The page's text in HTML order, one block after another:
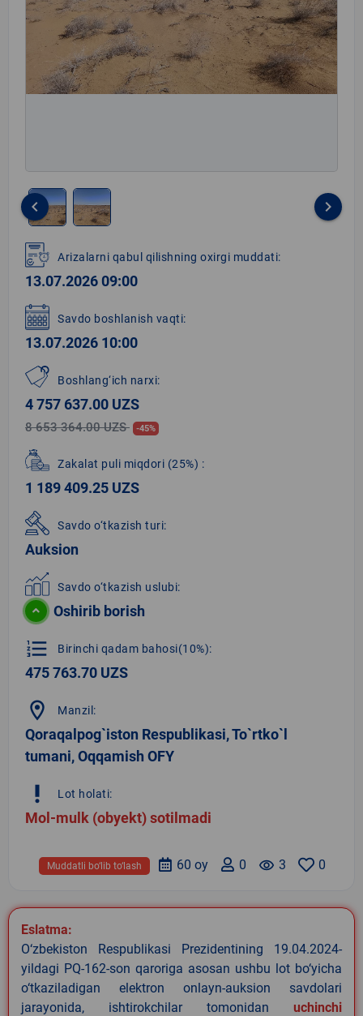
1
of
2
keyboard_arrow_left keyboard_arrow_right
Arizalarni qabul qilishning oxirgi muddati:
13.07.2026 09:00
Savdo boshlanish vaqti:
13.07.2026 10:00
Boshlang‘ich narxi:
4 757 637.00 UZS
8 653 364.00 UZS -45%
Zakalat puli miqdori (25%) :
1 189 409.25 UZS
Savdo o‘tkazish turi:
Auksion
Savdo o‘tkazish uslubi:
Oshirib borish
format_list_numbered Birinchi qadam bahosi(10%):
475 763.70 UZS
location_on Manzil:
Qoraqalpog`iston Respublikasi, To`rtko`l
tumani, Oqqamish OFY
priority_high Lot holati:
Mol-mulk (obyekt) sotilmadi
0
remove_red_eye 3
0
60 oy
Muddatli bo‘lib to‘lash
Eslatma:
O‘zbekiston Respublikasi Prezidentining 19.04.2024-
yildagi PQ-162-son qaroriga asosan ushbu lot bo‘yicha
o‘tkaziladigan elektron onlayn-auksion savdolari
jarayonida, ishtirokchilar tomonidan uchinchi